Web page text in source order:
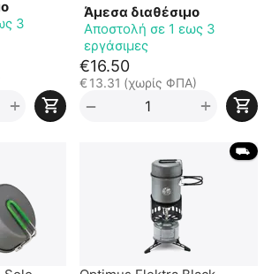
3
+
Άμεσα διαθέσιμο
Αποστολή σε 1 εως 3
εργάσιμες
€16.50
€13.31 (χωρίς ΦΠΑ)
+
−
⛟